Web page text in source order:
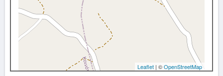
Leaflet | ©OpenStreetMap